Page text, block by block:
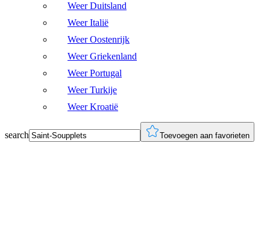
Weer Duitsland
Weer Italië
Weer Oostenrijk
Weer Griekenland
Weer Portugal
Weer Turkije
Weer Kroatië
search Toevoegen aan favorieten